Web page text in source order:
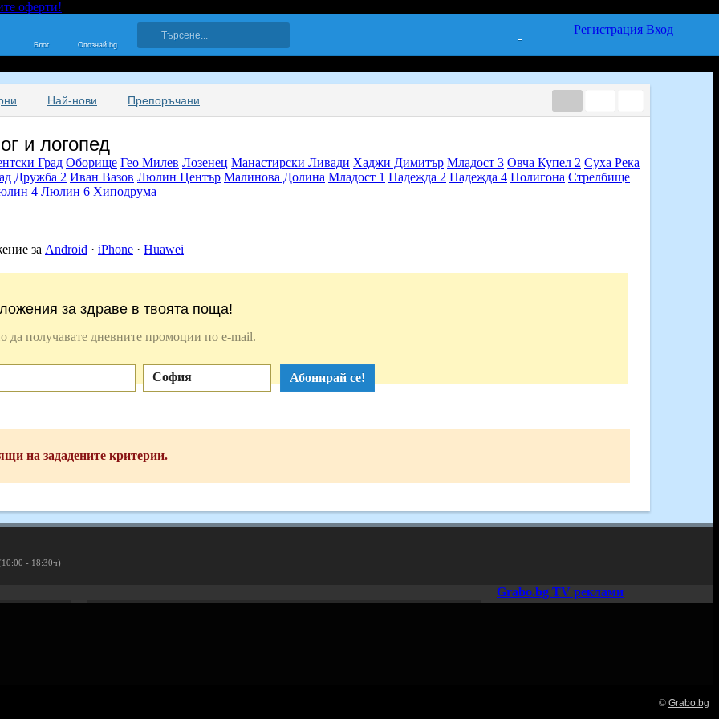
оферти!
Блог Опознай.bg
Регистрация Вход
Най-нови Препоръчани
и логопед
Град Оборище Гео Милев Лозенец Манастирски Ливади Хаджи Димитър Младост 3 Овча Купел 2 Суха Река
Дружба 2 Иван Вазов Люлин Център Малинова Долина Младост 1 Надежда 2 Надежда 4 Полигона Стрелбище
4 Люлин 6 Хиподрума
за Android · iPhone · Huawei
за здраве в твоята поща!
да получавате дневните промоции по e-mail.
София Абонирай се!
на зададените критерии.
- 18:30ч)
Grabo.bg TV реклами
© Grabo.bg